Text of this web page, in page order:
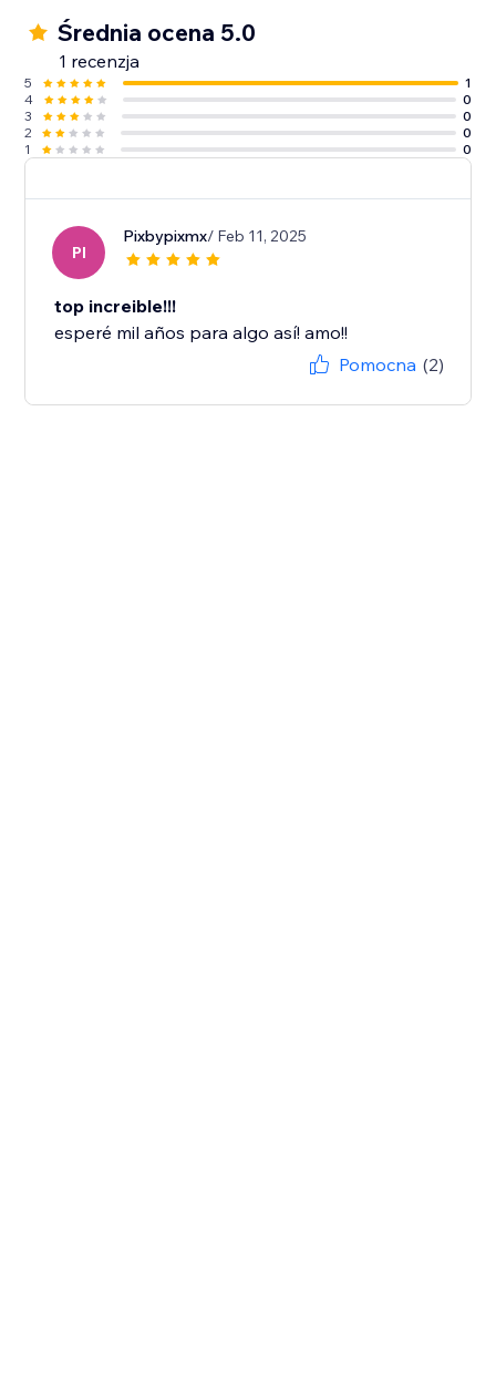
Średnia ocena 5.0
1 recenzja
5
1
4
0
3
0
2
0
1
0
PI
Pixbypixmx/ Feb 11, 2025
top increible!!!
esperé mil años para algo así! amo!!
Pomocna (2)